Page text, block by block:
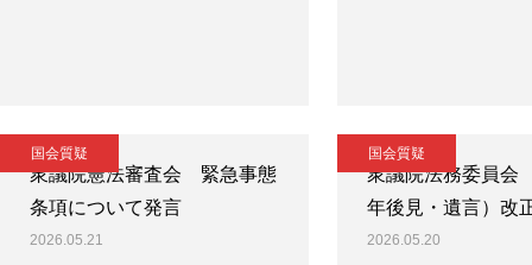
国会質疑
衆議院憲法審査会 緊急事態
条項について発言
2026.05.21
国会質疑
衆議院法務委員
年後見・遺言）改
2026.05.20